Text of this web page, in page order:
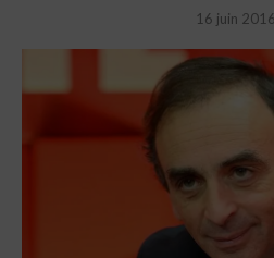
16 juin 2016